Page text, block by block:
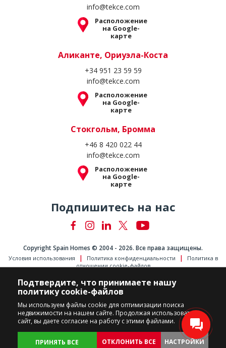
info@tekce.com
Расположение
на Google-
карте
Аликанте, Ориуэла-Коста
+34 951 23 59 59
info@tekce.com
Расположение
на Google-
карте
Стокгольм, Бромма
+46 8 420 022 44
info@tekce.com
Расположение
на Google-
карте
Подпишитесь на нас
Copyright Spain Homes © 2004 - 2026. Все права защищены.
Условия использования Политика конфиденциальности
Политика в
отношении cookie-файлов
Подтвердите, что принимаете нашу
политику cookie-файлов
Мы используем файлы cookie для оптимизации поиска
недвижимости на нашем сайте. Продолжая использовать
сайт, вы даете согласие на работу с этими файлами.
ПРИНЯТЬ ВСЕ ОТКЛОНИТЬ ВСЕ НАСТРОЙКИ